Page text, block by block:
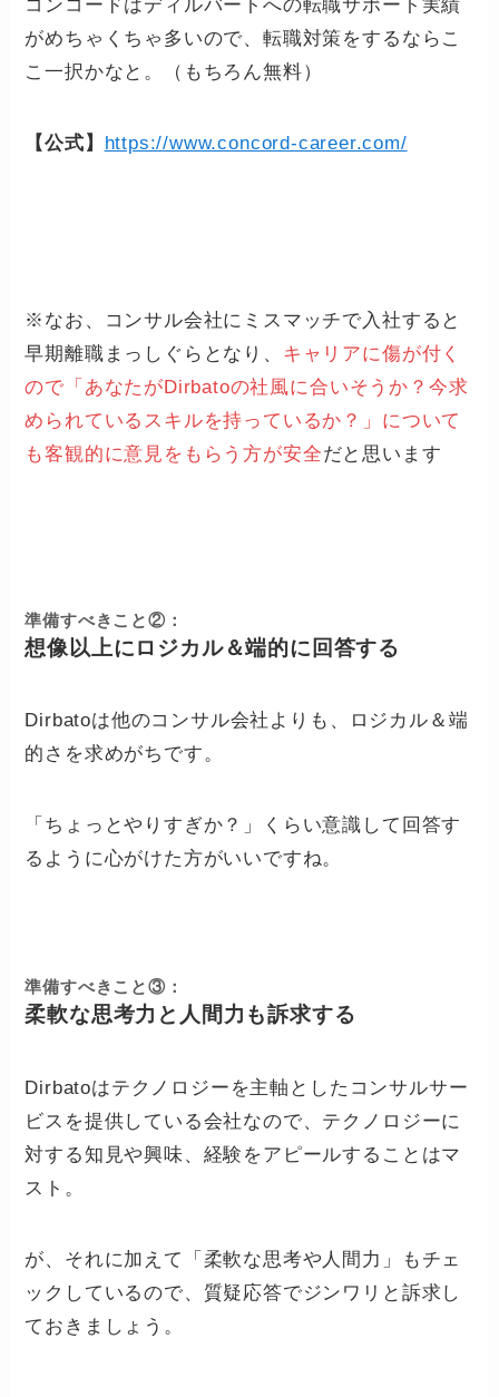
コンコードはディルバートへの転職サポート実績
がめちゃくちゃ多いので、転職対策をするならこ
こ一択かなと。（もちろん無料）
【公式】 https://www.concord-career.com/
※なお、コンサル会社にミスマッチで入社すると
早期離職まっしぐらとなり、 キャリアに傷が付く
ので「あなたがDirbatoの社風に合いそうか？今求
められているスキルを持っているか？」について
も客観的に意見をもらう方が安全だと思います
準備すべきこと②：
想像以上にロジカル＆端的に回答する
Dirbatoは他のコンサル会社よりも、ロジカル＆端
的さを求めがちです。
「ちょっとやりすぎか？」くらい意識して回答す
るように心がけた方がいいですね。
準備すべきこと③：
柔軟な思考力と人間力も訴求する
Dirbatoはテクノロジーを主軸としたコンサルサー
ビスを提供している会社なので、テクノロジーに
対する知見や興味、経験をアピールすることはマ
スト。
が、それに加えて「柔軟な思考や人間力」もチェ
ックしているので、質疑応答でジンワリと訴求し
ておきましょう。